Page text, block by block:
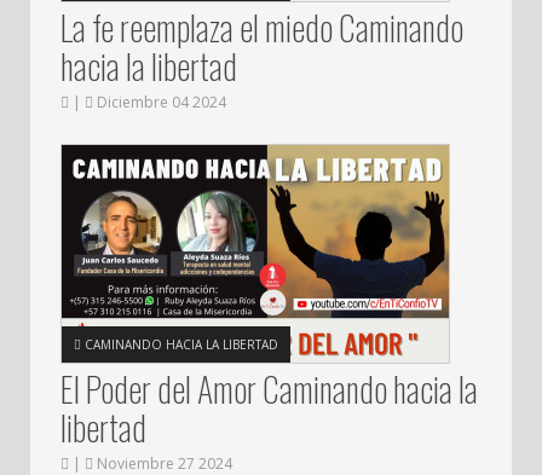
La fe reemplaza el miedo Caminando
hacia la libertad
| Diciembre 04 2024
CAMINANDO HACIA LA LIBERTAD
El Poder del Amor Caminando hacia la
libertad
| Noviembre 27 2024